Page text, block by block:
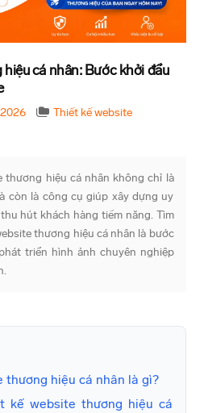
cá nhân: Bước khởi đầu
Thiết kế website
thương hiệu cá nhân không chỉ là
còn là công cụ giúp xây dựng uy
hút khách hàng tiềm năng. Tìm
thương hiệu cá nhân là bước
triển hình ảnh chuyên nghiệp
thương hiệu cá nhân là gì?
kế website thương hiệu cá